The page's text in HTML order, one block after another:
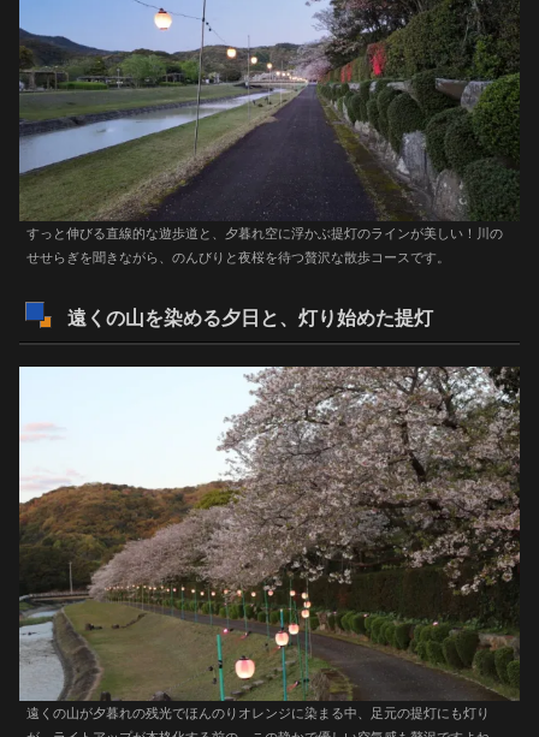
すっと伸びる直線的な遊歩道と、夕暮れ空に浮かぶ提灯のラインが美しい！川の
せせらぎを聞きながら、のんびりと夜桜を待つ贅沢な散歩コースです。
遠くの山を染める夕日と、灯り始めた提灯
遠くの山が夕暮れの残光でほんのりオレンジに染まる中、足元の提灯にも灯り